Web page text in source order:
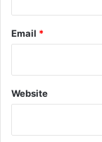
Email *
Website